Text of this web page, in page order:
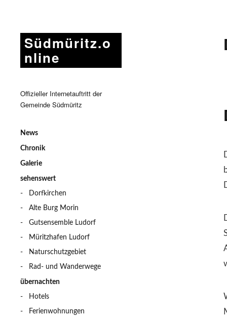
Südmüritz.o
nline
Offizieller Internetauftritt der
Gemeinde Südmüritz
News
Chronik
Galerie
sehenswert
Dorfkirchen
Alte Burg Morin
Gutsensemble Ludorf
Müritzhafen Ludorf
Naturschutzgebiet
Rad- und Wanderwege
übernachten
Hotels
Ferienwohnungen